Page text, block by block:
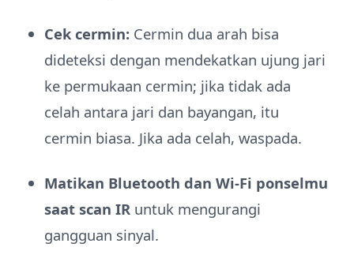
Cek cermin: Cermin dua arah bisa
dideteksi dengan mendekatkan ujung jari
ke permukaan cermin; jika tidak ada
celah antara jari dan bayangan, itu
cermin biasa. Jika ada celah, waspada.
Matikan Bluetooth dan Wi-Fi ponselmu
saat scan IR untuk mengurangi
gangguan sinyal.